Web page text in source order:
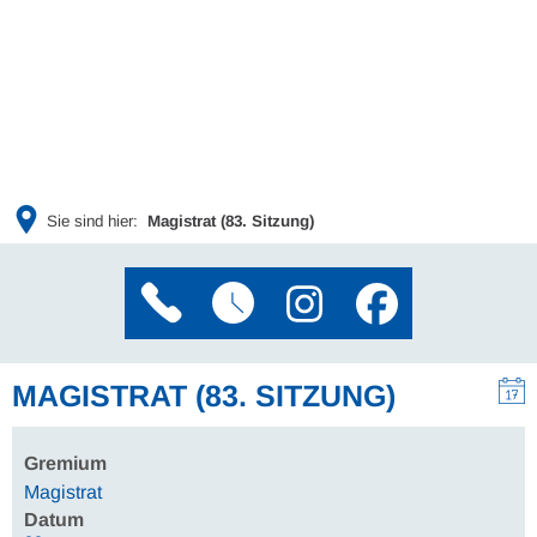
Sie sind hier: Magistrat (83. Sitzung)
MAGISTRAT (83. SITZUNG)
Gremium
Magistrat
Datum